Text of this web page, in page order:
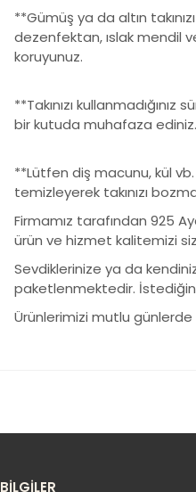
**Gümüş ya da altın
dezenfektan, ıslak mendil
koruyunuz.
**Takınızı
bir kutuda muhafaza ediniz.
**Lütfen diş macunu, kül
temizleyerek takınızı
Firmamız tarafından 925
ürün ve hizmet kalitemizi
Sevdiklerinize ya da
paketlenmektedir.
Ürünlerimizi mutlu günlerde
Ürün açıklamasında
BİLGİLER